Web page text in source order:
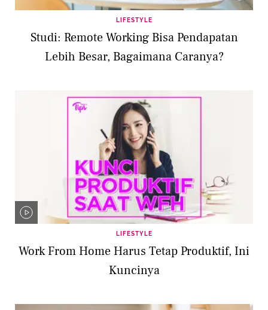
LIFESTYLE
Studi: Remote Working Bisa Pendapatan
Lebih Besar, Bagaimana Caranya?
LIFESTYLE
Work From Home Harus Tetap Produktif, Ini
Kuncinya